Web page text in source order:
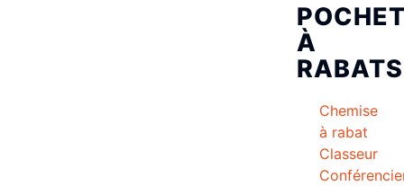
À
RABATS
Chemise
à rabat
Classeur